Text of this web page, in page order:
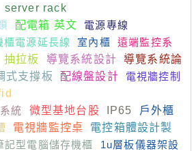
server rack
配電箱 英文
電源專線
櫃電源延長線 室內櫃
遠端監控系
抽拉板 導覽系統設計
導覽系統論
式支撐板 配線盤設計
電視牆控制
統 微型基地台股 IP65
戶外櫃
電視牆監控桌
電控箱體設計製
記型電腦儲存機櫃
1u層板儀器架設